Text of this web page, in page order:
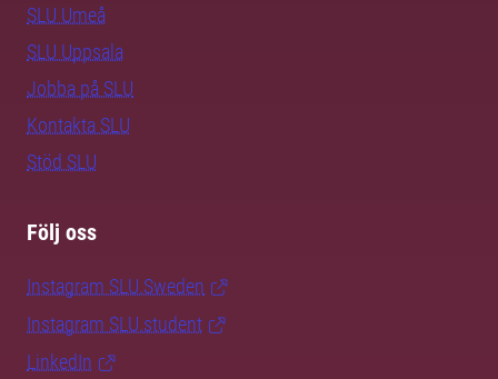
SLU Umeå
SLU Uppsala
Jobba på SLU
Kontakta SLU
Stöd SLU
Följ oss
Instagram SLU.Sweden
Instagram SLU.student
LinkedIn